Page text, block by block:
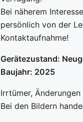
Bei näherem
persönlich von der
Kontaktaufnahme!
Gerätezustand:
Baujahr: 2025
Irrtümer,
Bei den Bildern